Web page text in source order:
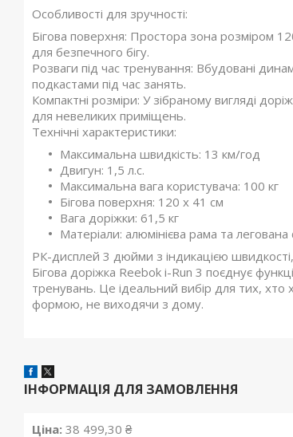
Особливості для зручності:
Бігова поверхня: Простора зона розміром
для безпечного бігу.
Розваги під час тренування: Вбудовані
подкастами під час занять.
Компактні розміри: У зібраному вигляді
для невеликих приміщень.
Технічні характеристики:
Максимальна швидкість: 13 км/год
Двигун: 1,5 л.с.
Максимальна вага користувача: 100 кг
Бігова поверхня: 120 x 41 см
Вага доріжки: 61,5 кг
Матеріали: алюмінієва рама та легована
РК-дисплей 3 дюйми з індикацією швидкості,
Бігова доріжка Reebok i-Run 3 поєднує
тренувань. Це ідеальний вибір для тих,
формою, не виходячи з дому.
ІНФОРМАЦІЯ ДЛЯ ЗАМОВЛЕННЯ
Ціна: 38 499,30 ₴